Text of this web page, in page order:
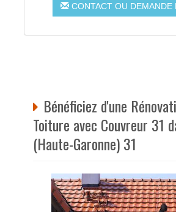
CONTACT OU DEMANDE
Bénéficiez d'une
Toiture avec Couvreur 31
(Haute-Garonne) 31